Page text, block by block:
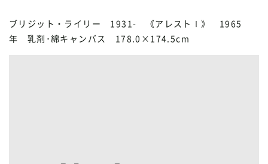
ブリジット・ライリー 1931- 《アレストⅠ》 1965
年 乳剤･綿キャンバス 178.0×174.5cm